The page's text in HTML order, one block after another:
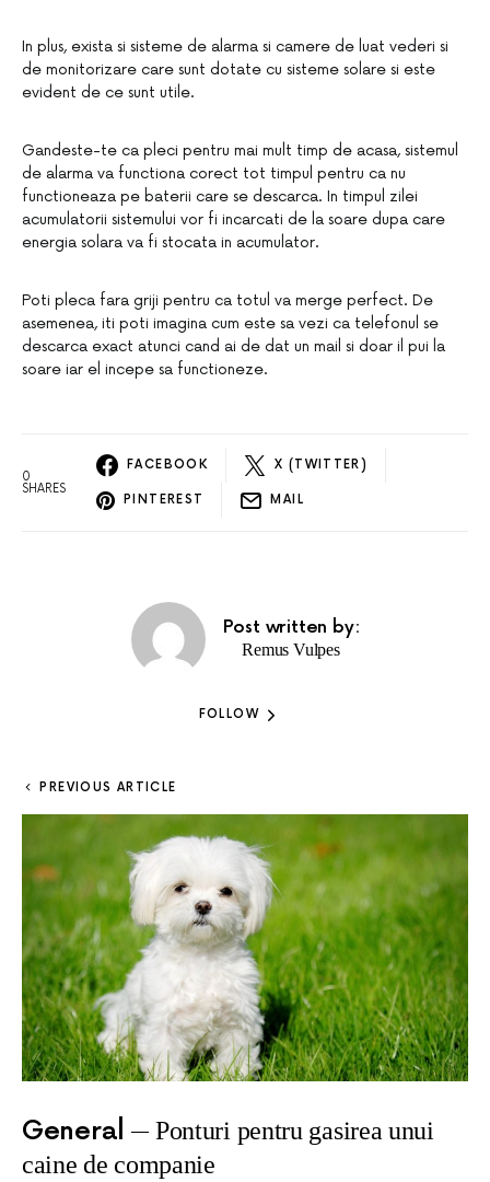
In plus, exista si sisteme de alarma si camere de luat vederi si
de monitorizare care sunt dotate cu sisteme solare si este
evident de ce sunt utile.
Gandeste-te ca pleci pentru mai mult timp de acasa, sistemul
de alarma va functiona corect tot timpul pentru ca nu
functioneaza pe baterii care se descarca. In timpul zilei
acumulatorii sistemului vor fi incarcati de la soare dupa care
energia solara va fi stocata in acumulator.
Poti pleca fara griji pentru ca totul va merge perfect. De
asemenea, iti poti imagina cum este sa vezi ca telefonul se
descarca exact atunci cand ai de dat un mail si doar il pui la
soare iar el incepe sa functioneze.
0
SHARES
FACEBOOK X (TWITTER)
PINTEREST MAIL
Post written by:
Remus Vulpes
FOLLOW
PREVIOUS ARTICLE
General
Ponturi pentru gasirea unui
caine de companie